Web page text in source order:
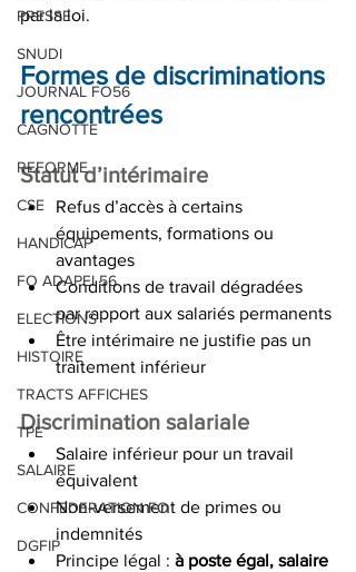
PRESSE
SNUDI
JOURNAL FO56
CAGNOTTE
REFORME
CSE
HANDICAP
FO ADAPEI 56
ELECTIONS
HISTOIRE
TRACTS AFFICHES
TPE
SALAIRE
CONFEDERATION FO
DGFIP
par la loi.
Formes de discriminations
rencontrées
Statut d’intérimaire
Refus d’accès à certains
équipements, formations ou
avantages
Conditions de travail dégradées
par rapport aux salariés permanents
Être intérimaire ne justifie pas un
traitement inférieur
Discrimination salariale
Salaire inférieur pour un travail
équivalent
Non-versement de primes ou
indemnités
Principe légal : à poste égal, salaire